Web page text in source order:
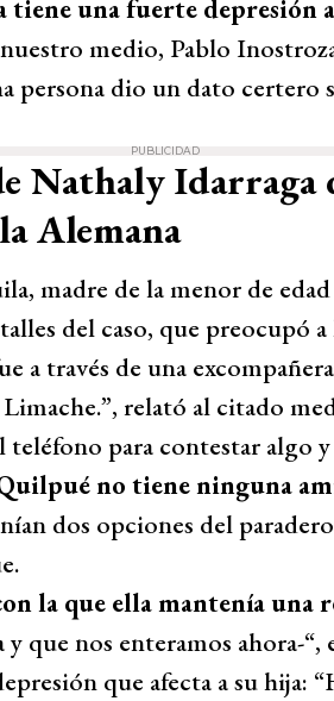
tiene una fuerte depresión
medio, Pablo
persona dio un dato certero
PUBLICIDAD
Nathaly Idarraga
Alemana
madre de la menor de
del caso, que preocupó
a través de una
relató al citado
para contestar algo y
no tiene ninguna
dos opciones del
la que ella mantenía una
que nos enteramos ahora-“,
que afecta a su hija: